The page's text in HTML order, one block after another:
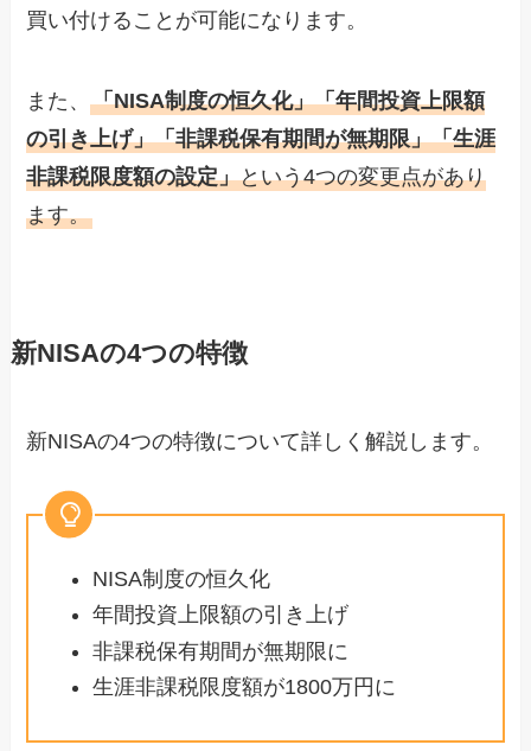
買い付けることが可能になります。
また、「NISA制度の恒久化」「年間投資上限額
の引き上げ」「非課税保有期間が無期限」「生涯
非課税限度額の設定」という4つの変更点があり
ます。
新NISAの4つの特徴
新NISAの4つの特徴について詳しく解説します。
NISA制度の恒久化
年間投資上限額の引き上げ
非課税保有期間が無期限に
生涯非課税限度額が1800万円に